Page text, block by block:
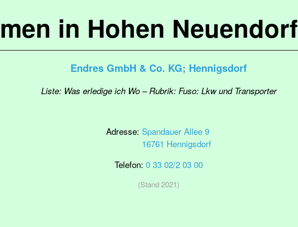
in Hohen Neuendorf
Endres GmbH & Co. KG; Hennigsdorf
Liste: Was erledige ich Wo – Rubrik: Fuso: Lkw und Transporter
Adresse: Spandauer Allee 9
16761 Hennigsdorf
Telefon: 0 33 02/2 03 00
(Stand 2021)